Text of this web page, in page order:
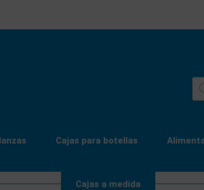
Cajas para botellas
Cajas a medida